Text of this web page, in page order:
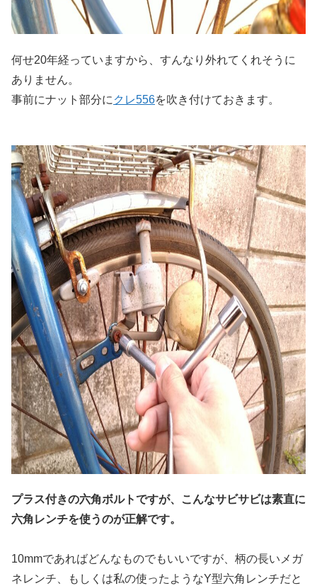
何せ20年経っていますから、すんなり外れてくれそうに
ありません。
事前にナット部分に クレ556を吹き付けておきます。
プラス付きの六角ボルトですが、こんなサビサビは素直に
六角レンチを使うのが正解です。
10mmであればどんなものでもいいですが、柄の長いメガ
ネレンチ、もしくは私の使ったようなY型六角レンチだと